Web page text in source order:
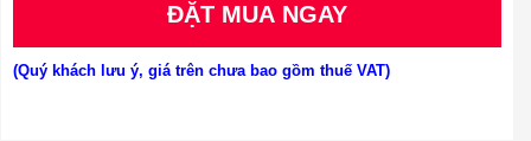
ĐẶT MUA NGAY
(Quý khách lưu ý, giá trên chưa bao gồm thuế VAT)